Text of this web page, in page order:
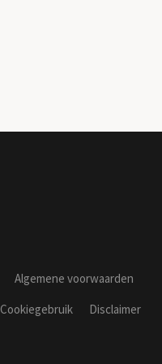
Algemene voorwaarden
Cookiegebruik
Disclaimer